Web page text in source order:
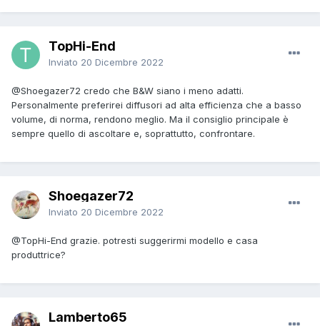
TopHi-End
Inviato 20 Dicembre 2022
@Shoegazer72 credo che B&W siano i meno adatti.
Personalmente preferirei diffusori ad alta efficienza che a basso
volume, di norma, rendono meglio. Ma il consiglio principale è
sempre quello di ascoltare e, soprattutto, confrontare.
Shoegazer72
Inviato 20 Dicembre 2022
@TopHi-End grazie. potresti suggerirmi modello e casa
produttrice?
Lamberto65